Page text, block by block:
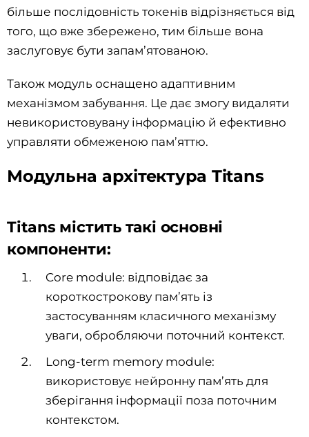
більше послідовність токенів відрізняється від
того, що вже збережено, тим більше вона
заслуговує бути запам’ятованою.
Також модуль оснащено адаптивним
механізмом забування. Це дає змогу видаляти
невикористовувану інформацію й ефективно
управляти обмеженою пам’яттю.
Модульна архітектура Titans
Titans містить такі основні
компоненти:
Core module: відповідає за
короткострокову пам’ять із
застосуванням класичного механізму
уваги, обробляючи поточний контекст.
Long-term memory module:
використовує нейронну пам’ять для
зберігання інформації поза поточним
контекстом.